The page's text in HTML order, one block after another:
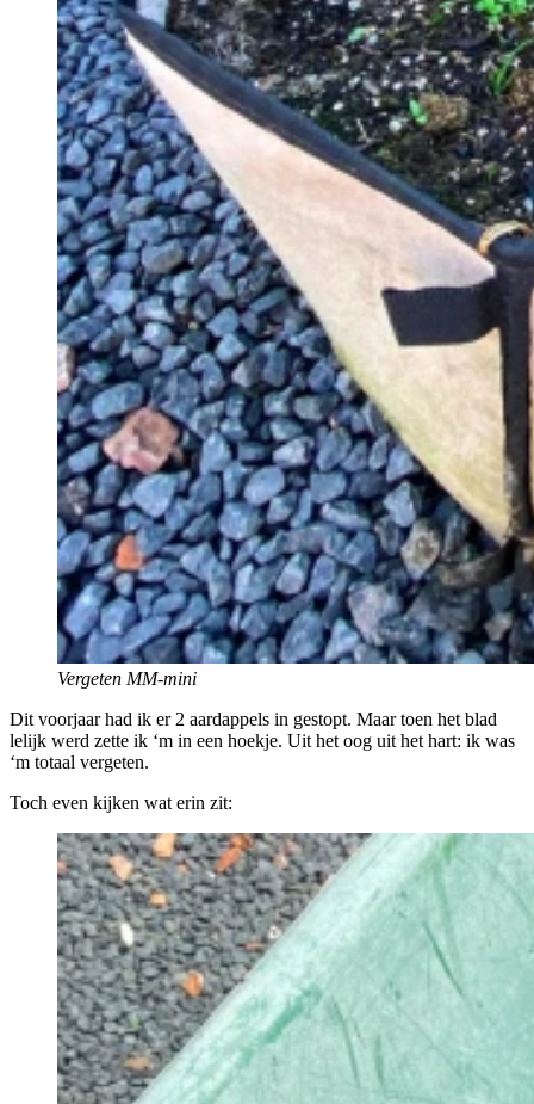
Vergeten MM-mini
Dit voorjaar had ik er 2 aardappels in gestopt. Maar toen het blad
lelijk werd zette ik ‘m in een hoekje. Uit het oog uit het hart: ik was
‘m totaal vergeten.
Toch even kijken wat erin zit: